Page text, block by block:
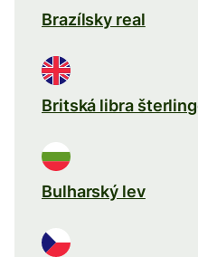
Brazílsky real
Britská libra
Bulharský lev